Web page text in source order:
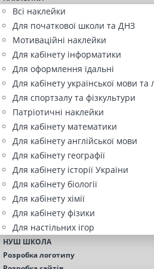
Всі наклейки
Для початкової школи та ДНЗ
Мотиваційні наклейки
Для кабінету інформатики
Для оформлення їдальні
Для кабінету української мови та
Для спортзалу та фізкультури
Патріотичні наклейки
Для кабінету математики
Для кабінету англійської мови
Для кабінету географії
Для кабінету історії України
Для кабінету біології
Для кабінету хімії
Для кабінету фізики
Для настільних ігор
НУШ ШКОЛА
Розробка логотипу